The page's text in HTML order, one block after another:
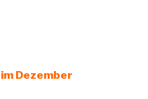
Dezember